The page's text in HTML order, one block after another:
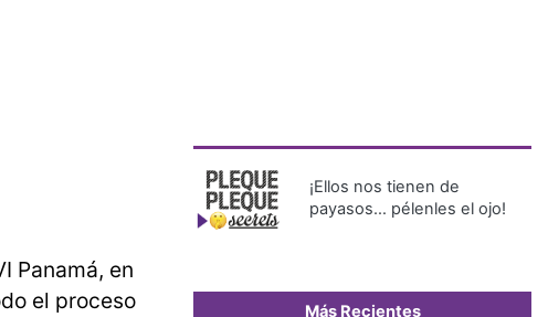
Panamá, en
el proceso
¡Ellos nos tienen de
payasos… pélenles el ojo!
Más Recientes